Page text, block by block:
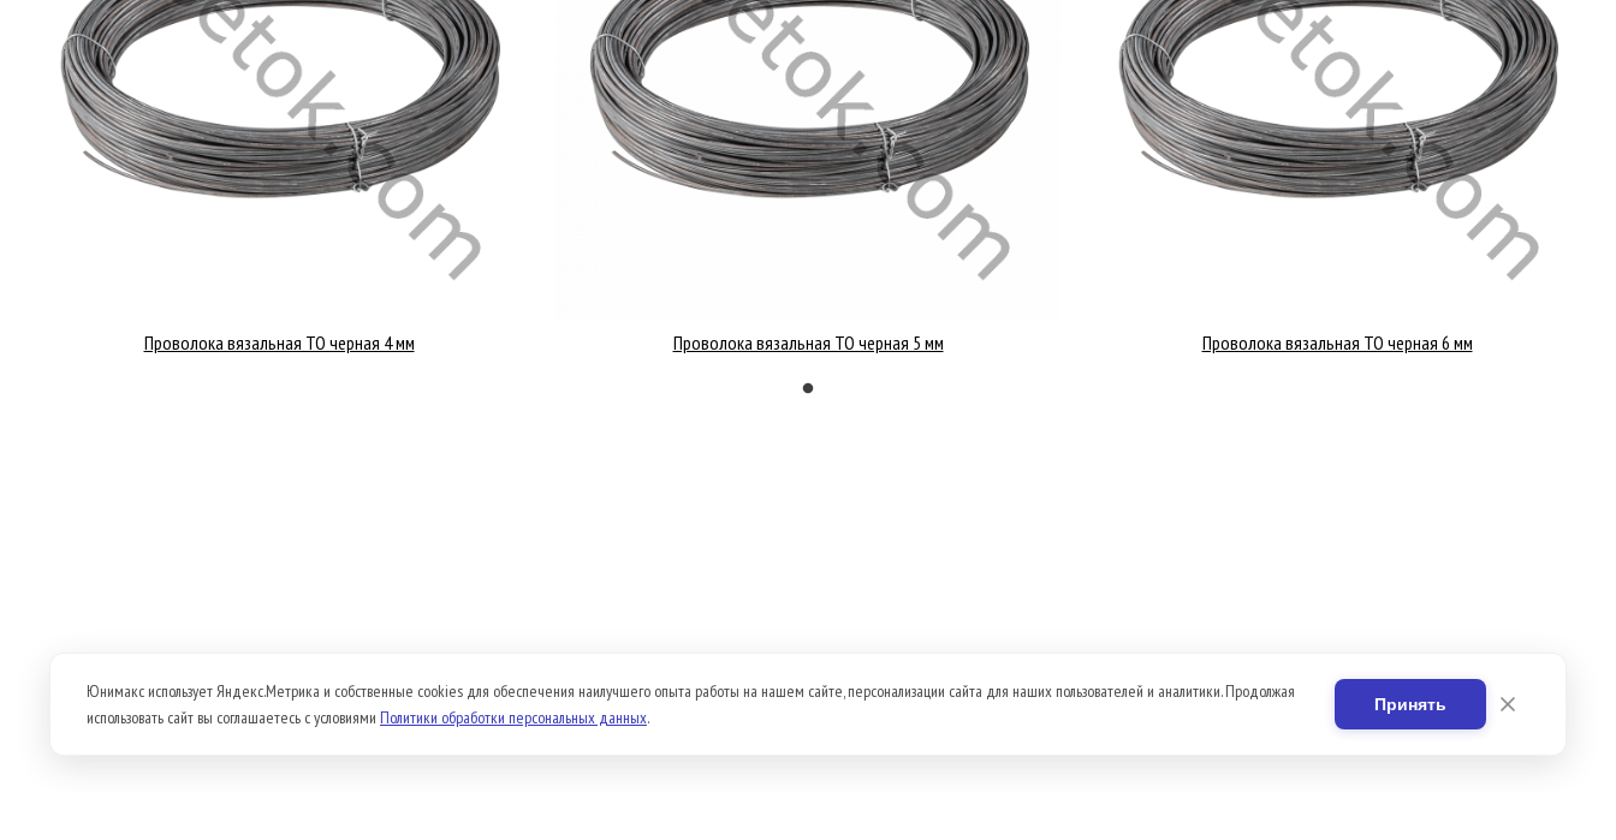
Проволока вязальная ТО черная 4 мм Проволока вязальная ТО черная 5 мм Проволока вязальная ТО черная 6 мм
Юнимакс использует Яндекс.Метрика и собственные cookies для обеспечения наилучшего опыта работы на нашем сайте, персонализации сайта для наших пользователей и аналитики. Продолжая
использовать сайт вы соглашаетесь с условиями Политики обработки персональных данных.
Принять